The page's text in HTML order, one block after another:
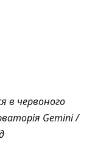
в червоного
Gemini /